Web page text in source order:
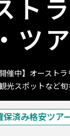
ト
ツ
催中】オースト
光スポットなど
済み格安ツアー